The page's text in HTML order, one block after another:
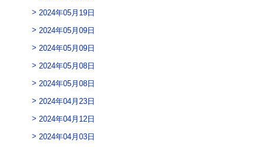
2024年05月19日
2024年05月09日
2024年05月09日
2024年05月08日
2024年05月08日
2024年04月23日
2024年04月12日
2024年04月03日